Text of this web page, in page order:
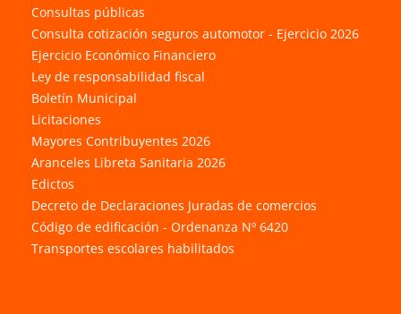
Consultas públicas
Consulta cotización seguros automotor - Ejercicio 2026
Ejercicio Económico Financiero
Ley de responsabilidad fiscal
Boletín Municipal
Licitaciones
Mayores Contribuyentes 2026
Aranceles Libreta Sanitaria 2026
Edictos
Decreto de Declaraciones Juradas de comercios
Código de edificación - Ordenanza Nº 6420
Transportes escolares habilitados